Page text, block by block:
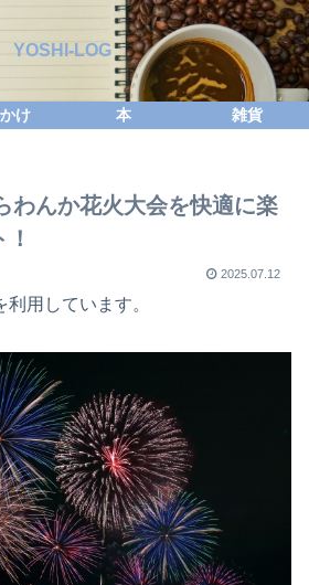
YOSHI-LOG
け 本 雑貨
わんか花火大会を快適に楽
2025.07.12
用しています。